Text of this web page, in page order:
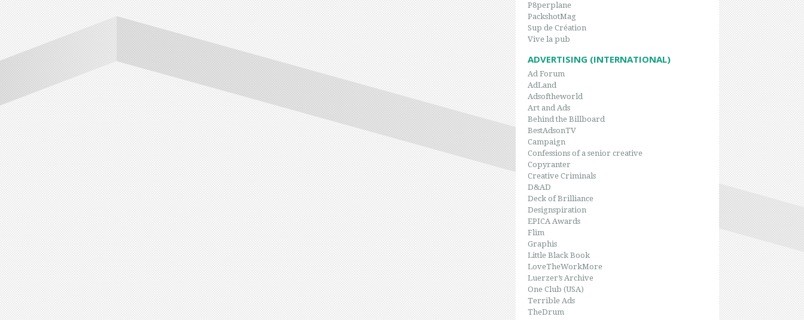
P8perplane
PackshotMag
Sup de Création
Vive la pub
ADVERTISING (INTERNATIONAL)
Ad Forum
AdLand
Adsoftheworld
Art and Ads
Behind the Billboard
BestAdsonTV
Campaign
Confessions of a senior creative
Copyranter
Creative Criminals
D&AD
Deck of Brilliance
Designspiration
EPICA Awards
Flim
Graphis
Little Black Book
LoveTheWorkMore
Luerzer’s Archive
One Club (USA)
Terrible Ads
TheDrum